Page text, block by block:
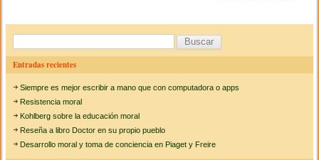
k
e
r
a
d
o
o
k
tir
s
c
o
n
r
w
i
u
c
a
Entradas recientes
Siempre es mejor escribir a mano que con computadora o apps
Resistencia moral
Kohlberg sobre la educación moral
Reseña a libro Doctor en su propio pueblo
Desarrollo moral y toma de conciencia en Piaget y Freire